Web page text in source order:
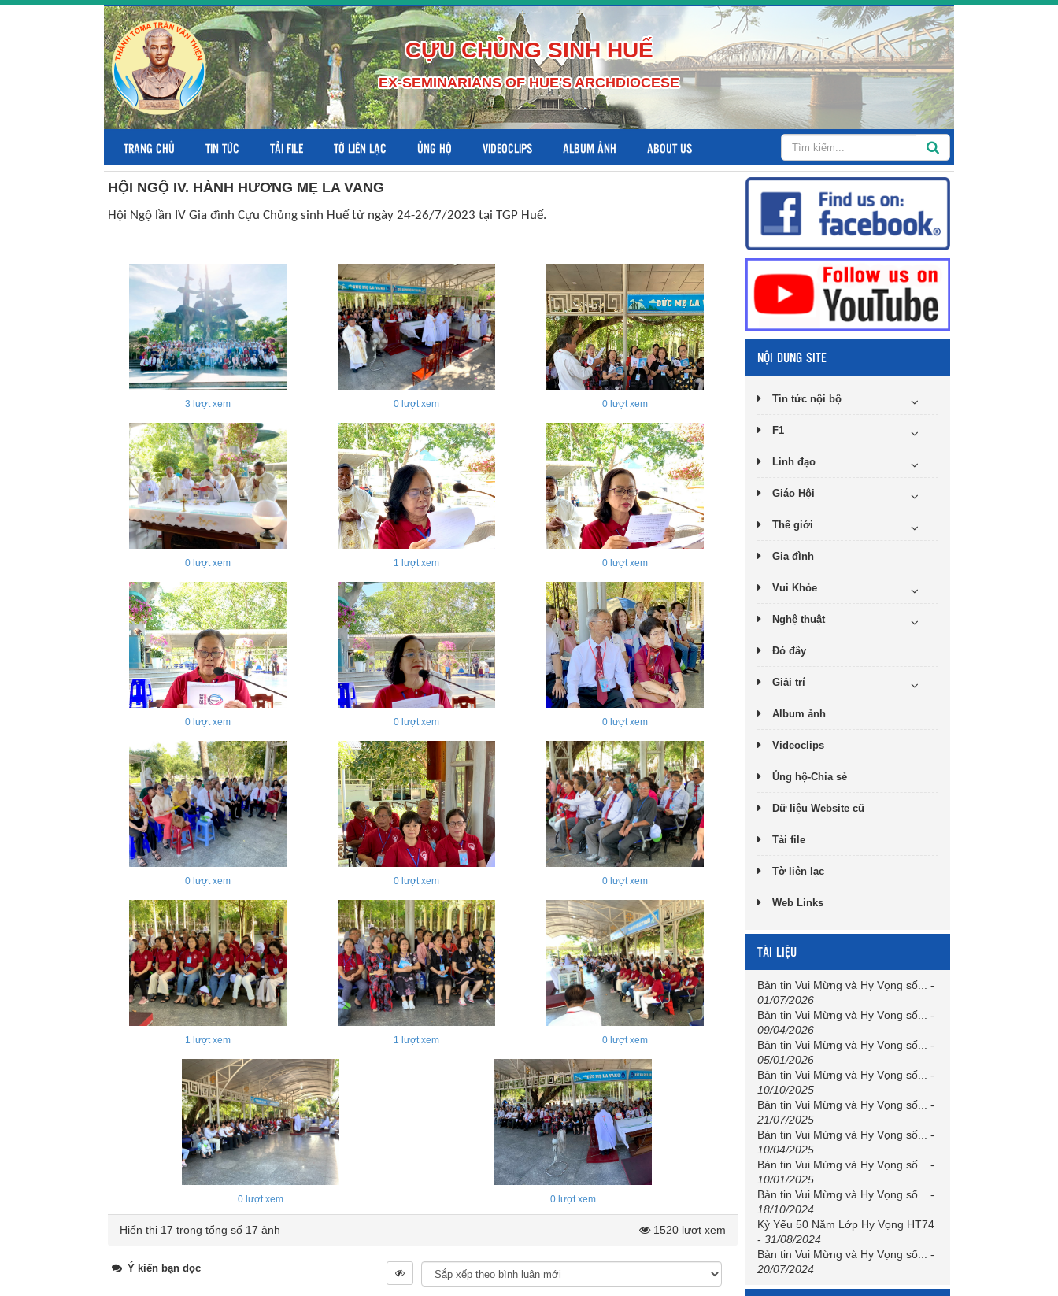
CỰU CHỦNG SINH HUẾ
EX-SEMINARIANS OF HUE'S ARCHDIOCESE
TRANG CHỦ TIN TỨC TẢI FILE TỜ LIÊN LẠC ỦNG HỘ VIDEOCLIPS ALBUM ẢNH ABOUT US
HỘI NGỘ IV. HÀNH HƯƠNG MẸ LA VANG
Hội Ngộ lần IV Gia đình Cựu Chủng sinh Huế từ ngày 24-26/7/2023 tại TGP Huế.
3 lượt xem 0 lượt xem 0 lượt xem
0 lượt xem 1 lượt xem 0 lượt xem
0 lượt xem 0 lượt xem 0 lượt xem
0 lượt xem 0 lượt xem 0 lượt xem
1 lượt xem 1 lượt xem 0 lượt xem
0lượt xem 0 lượt xem
Hiển thị 17 trong tổng số 17 ảnh 1520 lượt xem
Ý kiến bạn đọc
NỘI DUNG SITE
Tin tức nội bộ
F1
Linh đạo
Giáo Hội
Thế giới
Gia đình
Vui Khỏe
Nghệ thuật
Đó đây
Giải trí
Album ảnh
Videoclips
Ủng hộ-Chia sẻ
Dữ liệu Website cũ
Tải file
Tờ liên lạc
Web Links
TÀI LIỆU
Bản tin Vui Mừng và Hy Vọng số...
-
01/07/2026
Bản tin Vui Mừng và Hy Vọng số...
-
09/04/2026
Bản tin Vui Mừng và Hy Vọng số...
-
05/01/2026
Bản tin Vui Mừng và Hy Vọng số...
-
10/10/2025
Bản tin Vui Mừng và Hy Vọng số...
-
21/07/2025
Bản tin Vui Mừng và Hy Vọng số...
-
10/04/2025
Bản tin Vui Mừng và Hy Vọng số...
-
10/01/2025
Bản tin Vui Mừng và Hy Vọng số...
-
18/10/2024
Kỷ Yếu 50 Năm Lớp Hy Vọng HT74
- 31/08/2024
Bản tin Vui Mừng và Hy Vọng số...
-
20/07/2024